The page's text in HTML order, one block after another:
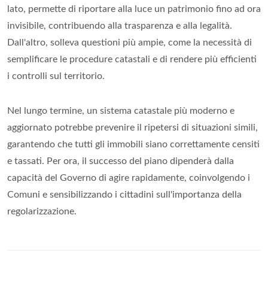
lato, permette di riportare alla luce un patrimonio fino ad ora
invisibile, contribuendo alla trasparenza e alla legalità.
Dall'altro, solleva questioni più ampie, come la necessità di
semplificare le procedure catastali e di rendere più efficienti
i controlli sul territorio.
Nel lungo termine, un sistema catastale più moderno e
aggiornato potrebbe prevenire il ripetersi di situazioni simili,
garantendo che tutti gli immobili siano correttamente censiti
e tassati. Per ora, il successo del piano dipenderà dalla
capacità del Governo di agire rapidamente, coinvolgendo i
Comuni e sensibilizzando i cittadini sull'importanza della
regolarizzazione.